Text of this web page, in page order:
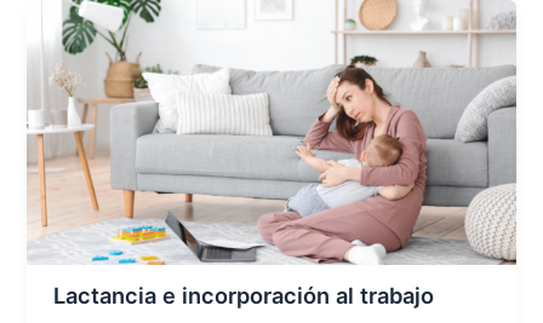
Lactancia e incorporación al trabajo
Lactancia
incorporación
al
trabajo